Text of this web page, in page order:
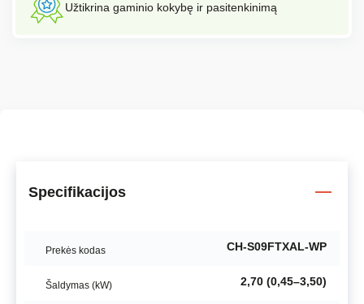
Užtikrina gaminio kokybę ir pasitenkinimą
Specifikacijos
Prekės kodas CH-S09FTXAL-WP
Šaldymas (kW) 2,70 (0,45–3,50)